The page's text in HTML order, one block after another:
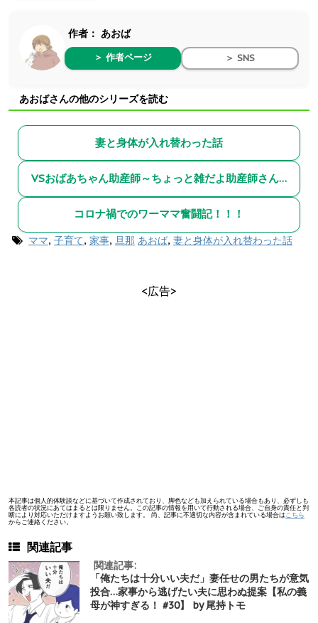
作者： あおば
＞ 作者ページ ＞ SNS
あおばさんの他のシリーズを読む
妻と身体が入れ替わった話
VSおばあちゃん助産師～ちょっと雑だよ助産師さん！！～総集編～
コロナ禍でのワーママ奮闘記！！！
ママ, 子育て, 家事, 旦那 あおば, 妻と身体が入れ替わった話
<広告>
本記事は個人的体験談などに基づいて作成されており、脚色なども加えられている場合もあり、必ずしも
各読者の状況にあてはまるとは限りません。この記事の情報を用いて行動される場合、ご自身の責任と判
断により対応いただけますようお願い致します。 尚、記事に不適切な内容が含まれている場合は こちら
からご連絡ください。
関連記事
関連記事:
「俺たちは十分いい夫だ」妻任せの男たちが意気
投合…家事から逃げたい夫に思わぬ提案【私の義
母が神すぎる！ #30】 by 尾持トモ